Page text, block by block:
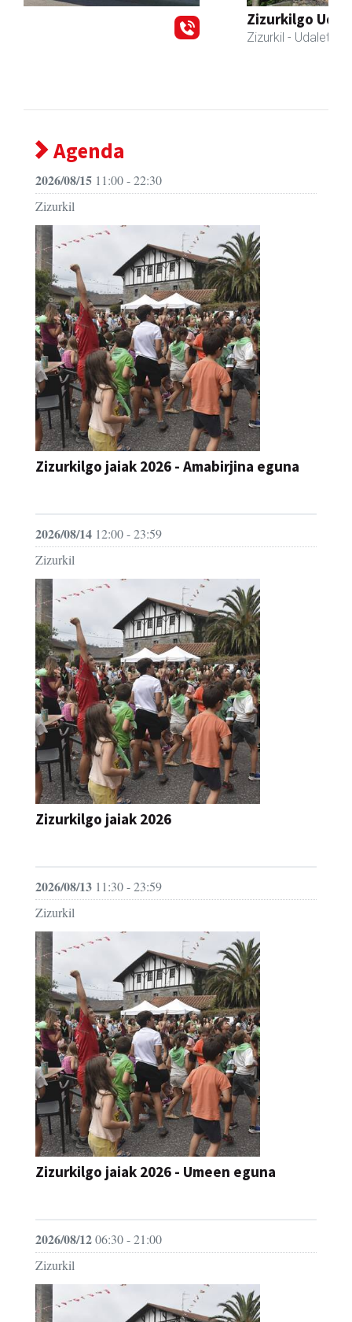
Agenda
2026/08/15 11:00 - 22:30
Zizurkil
Zizurkilgo jaiak 2026 - Amabirjina eguna
2026/08/14 12:00 - 23:59
Zizurkil
Zizurkilgo jaiak 2026
2026/08/13 11:30 - 23:59
Zizurkil
Zizurkilgo jaiak 2026 - Umeen eguna
2026/08/1206:30 - 21:00
Zizurkil